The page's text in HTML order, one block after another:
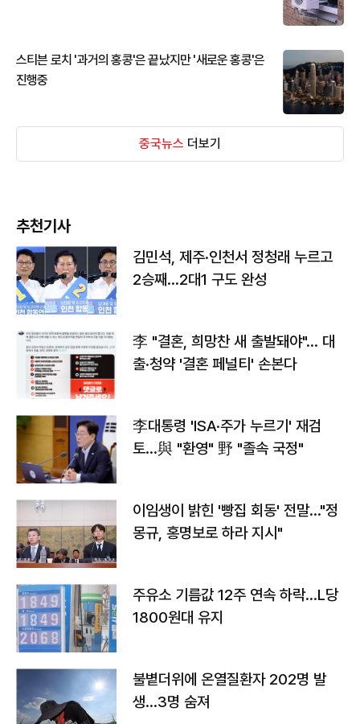
스티븐 로치 '과거의 홍콩'은 끝났지만 '새로운 홍콩'은
진행중
중국뉴스 더보기
추천기사
김민석, 제주·인천서 정청래 누르고
2승째…2대1 구도 완성
李 "결혼, 희망찬 새 출발돼야"… 대
출·청약 '결혼 페널티' 손본다
李대통령 'ISA·주가 누르기' 재검
토…與 "환영" 野 "졸속 국정"
이임생이 밝힌 '빵집 회동' 전말…"정
몽규, 홍명보로 하라 지시"
주유소 기름값 12주 연속 하락…L당
1800원대 유지
불볕더위에 온열질환자 202명 발
생…3명 숨져